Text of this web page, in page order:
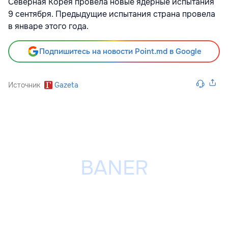
9 сентября. Предыдущие испытания страна провела
в январе этого года.
Подпишитесь на новости Point.md в Google
Источник Gazeta